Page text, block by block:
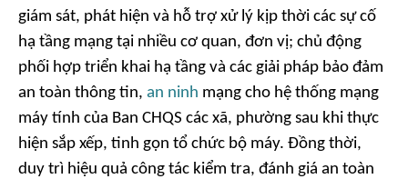
giám sát, phát hiện và hỗ trợ xử lý kịp thời các sự cố
hạ tầng mạng tại nhiều cơ quan, đơn vị; chủ động
phối hợp triển khai hạ tầng và các giải pháp bảo đảm
an toàn thông tin, an ninh mạng cho hệ thống mạng
máy tính của Ban CHQS các xã, phường sau khi thực
hiện sắp xếp, tinh gọn tổ chức bộ máy. Đồng thời,
duy trì hiệu quả công tác kiểm tra, đánh giá an toàn